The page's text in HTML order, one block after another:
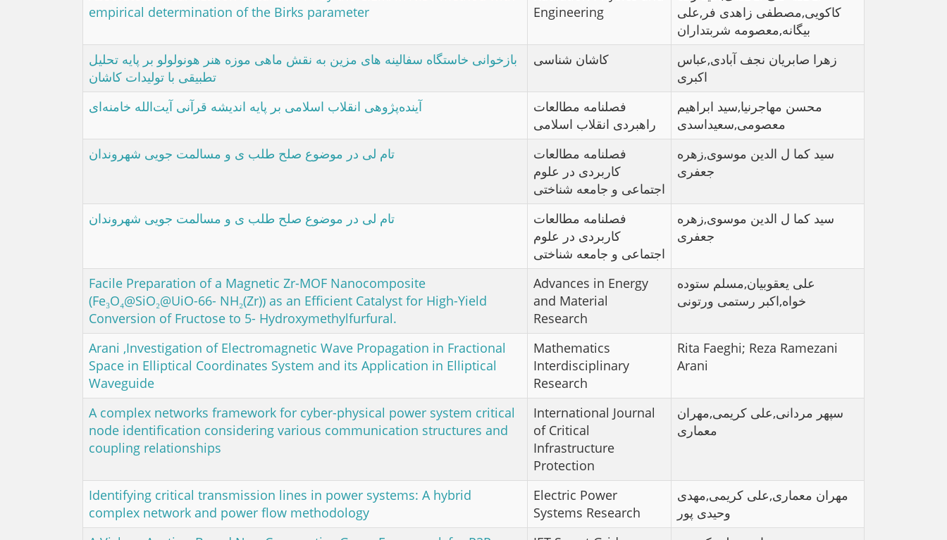
empirical determination of the Birks parameter
Engineering
کاکویی,مصطفی زاهدی فر,علی
بیگانه,معصومه شربتداران
بازخوانی خاستگاه سفالینه های مزین به نقش ماهی موزه هنر هونولولو بر پایه تحلیل
تطبیقی با تولیدات کاشان
کاشان شناسی
زهرا صابریان نجف آبادی,عباس
اکبری
آینده‌پژوهی انقلاب اسلامی بر پایه اندیشه قرآنی آیت‌الله خامنه‌ای
فصلنامه مطالعات
راهبردی انقلاب اﺳﻠﺎﻣﯽ
محسن مهاجرنیا,سید ابراهیم
معصومی,سعیداسدی
تام لی در موضوع صلح طلب ی و مسالمت جویی شهروندان
فصلنامه مطالعات
کاربردی در علوم
اجتماعی و جامعه شناختی
سید کما ل الدین موسوی,زهره
جعفری
تام لی در موضوع صلح طلب ی و مسالمت جویی شهروندان
فصلنامه مطالعات
کاربردی در علوم
اجتماعی و جامعه شناختی
سید کما ل الدین موسوی,زهره
جعفری
Facile Preparation of a Magnetic Zr-MOF Nanocomposite
(Fe₃O₄@SiO₂@UiO-66- NH₂(Zr)) as an Efficient Catalyst for High-Yield
Conversion of Fructose to 5- Hydroxymethylfurfural.
Advances in Energy
and Material
Research
علی یعقوبیان,مسلم ستوده
خواه,اکبر رستمی ورتونی
Arani ,Investigation of Electromagnetic Wave Propagation in‎ ‎Fractional‎
Space‎ ‎in ‎Elliptical‎‎ Coordinates System and its Application in Elliptical
Waveguide
Mathematics
Interdisciplinary
Research
Rita Faeghi; Reza Ramezani
Arani
A complex networks framework for cyber-physical power system critical
node identification considering various communication structures and
coupling relationships
International Journal
of Critical
Infrastructure
Protection
سپهر مردانی,علی کریمی,مهران
معماری
Identifying critical transmission lines in power systems: A hybrid
complex network and power flow methodology
Electric Power
Systems Research
مهران معماری,علی کریمی,مهدی
وحیدی پور